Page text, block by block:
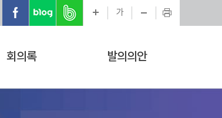
가
회의록 발의의안